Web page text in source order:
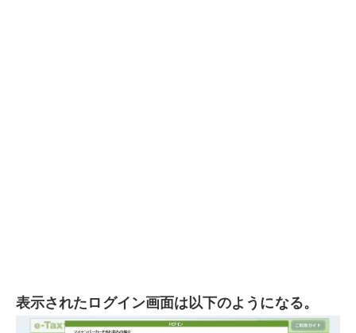
表示されたログイン画面は以下のようになる。